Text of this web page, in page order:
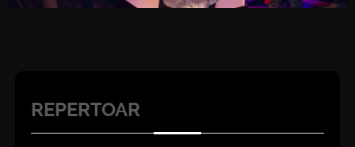
REPERTOAR